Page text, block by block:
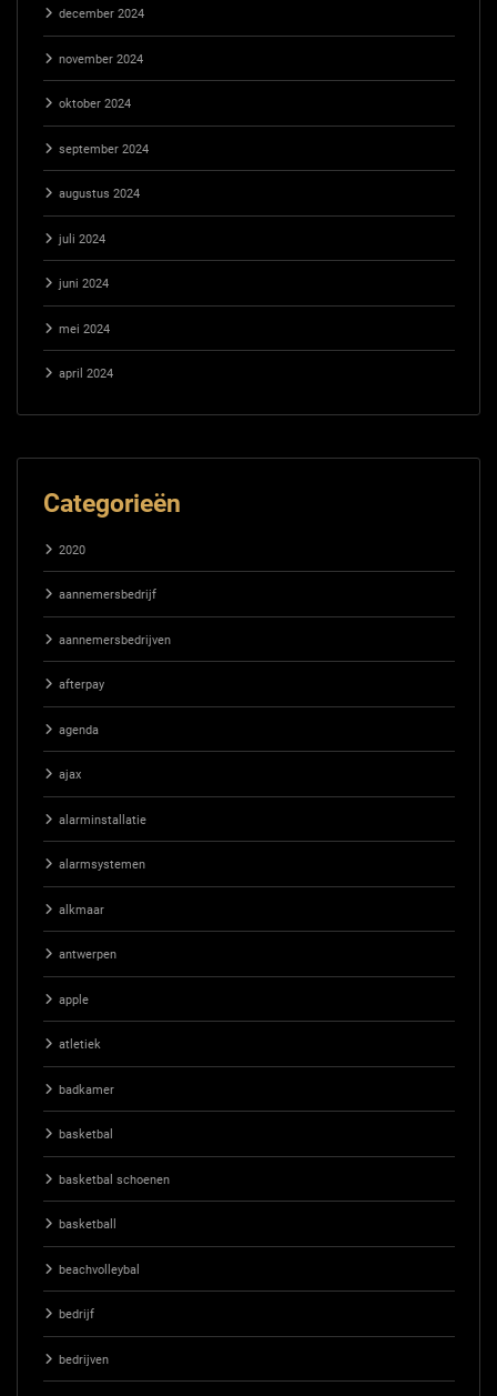
december 2024
november 2024
oktober 2024
september 2024
augustus 2024
juli 2024
juni 2024
mei 2024
april 2024
Categorieën
2020
aannemersbedrijf
aannemersbedrijven
afterpay
agenda
ajax
alarminstallatie
alarmsystemen
alkmaar
antwerpen
apple
atletiek
badkamer
basketbal
basketbal schoenen
basketball
beachvolleybal
bedrijf
bedrijven